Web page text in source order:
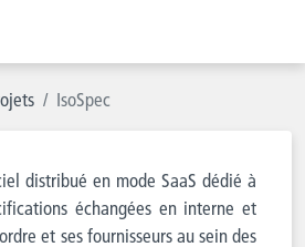
IsoSpec
distribué en mode SaaS dédié à
échangées en interne et
et ses fournisseurs au sein des